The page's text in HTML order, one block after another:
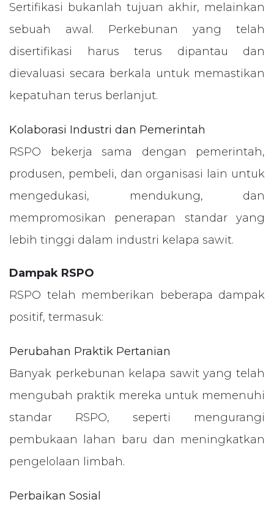
Sertifikasi bukanlah tujuan akhir, melainkan
sebuah awal. Perkebunan yang telah
disertifikasi harus terus dipantau dan
dievaluasi secara berkala untuk memastikan
kepatuhan terus berlanjut.
Kolaborasi Industri dan Pemerintah
RSPO bekerja sama dengan pemerintah,
produsen, pembeli, dan organisasi lain untuk
mengedukasi, mendukung, dan
mempromosikan penerapan standar yang
lebih tinggi dalam industri kelapa sawit.
Dampak RSPO
RSPO telah memberikan beberapa dampak
positif, termasuk:
Perubahan Praktik Pertanian
Banyak perkebunan kelapa sawit yang telah
mengubah praktik mereka untuk memenuhi
standar RSPO, seperti mengurangi
pembukaan lahan baru dan meningkatkan
pengelolaan limbah.
Perbaikan Sosial